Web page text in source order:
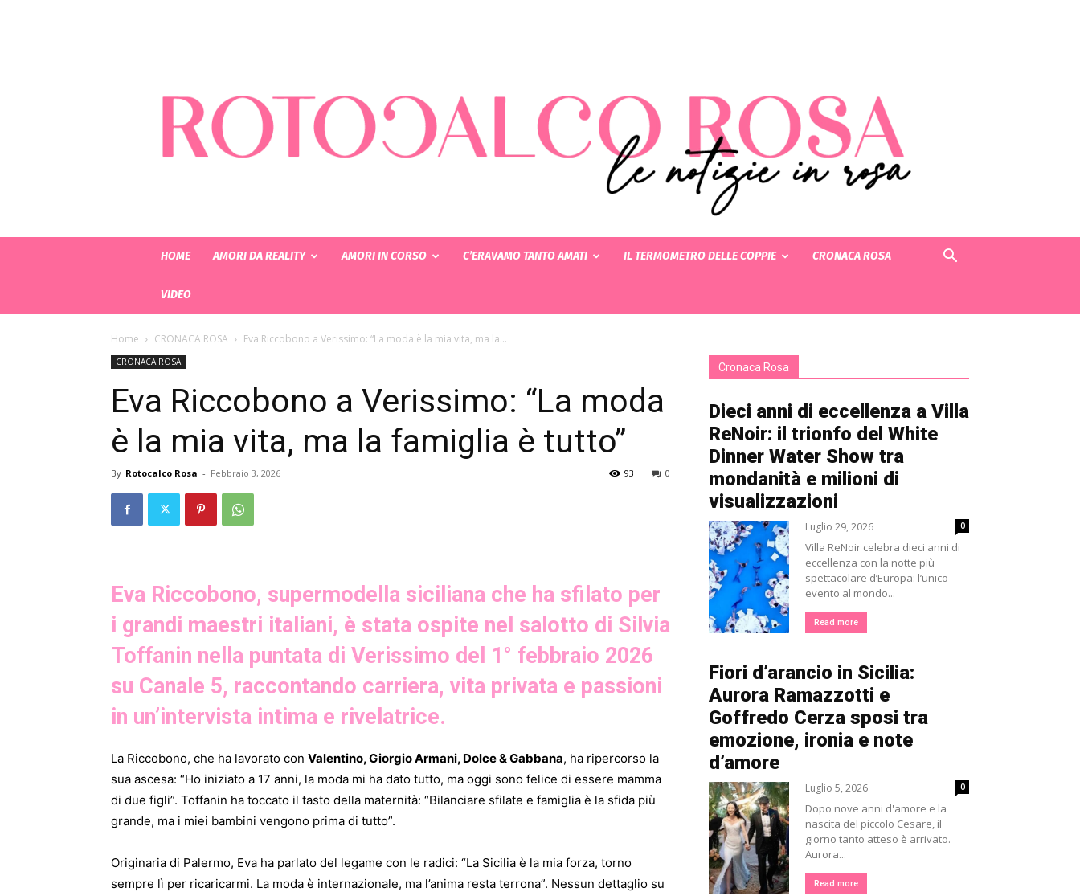
HOME AMORI DA REALITY AMORI IN CORSO C’ERAVAMO TANTO AMATI IL TERMOMETRO DELLE COPPIE CRONACA ROSA
VIDEO
Home CRONACA ROSA Eva Riccobono a Verissimo: “La moda è la mia vita, ma la...
CRONACA ROSA
Eva Riccobono a Verissimo: “La moda
è la mia vita, ma la famiglia è tutto”
By Rotocalco Rosa - Febbraio 3, 2026 0
93
Eva Riccobono, supermodella siciliana che ha sfilato per
i grandi maestri italiani, è stata ospite nel salotto di Silvia
Toffanin nella puntata di Verissimo del 1° febbraio 2026
su Canale 5, raccontando carriera, vita privata e passioni
in un’intervista intima e rivelatrice.
La Riccobono, che ha lavorato con Valentino, Giorgio Armani, Dolce & Gabbana, ha ripercorso la
sua ascesa: “Ho iniziato a 17 anni, la moda mi ha dato tutto, ma oggi sono felice di essere mamma
di due figli”. Toffanin ha toccato il tasto della maternità: “Bilanciare sfilate e famiglia è la sfida più
grande, ma i miei bambini vengono prima di tutto”.
Originaria di Palermo, Eva ha parlato del legame con le radici: “La Sicilia è la mia forza, torno
sempre lì per ricaricarmi. La moda è internazionale, ma l’anima resta terrona”. Nessun dettaglio su
Cronaca Rosa
Dieci anni di eccellenza a Villa
ReNoir: il trionfo del White
Dinner Water Show tra
mondanità e milioni di
visualizzazioni
Luglio 29, 2026 0
Villa ReNoir celebra dieci anni di
eccellenza con la notte più
spettacolare d’Europa: l’unico
evento al mondo...
Read more
Fiori d’arancio in Sicilia:
Aurora Ramazzotti e
Goffredo Cerza sposi tra
emozione, ironia e note
d’amore
Luglio 5, 2026 0
Dopo nove anni d'amore e la
nascita del piccolo Cesare, il
giorno tanto atteso è arrivato.
Aurora...
Read more